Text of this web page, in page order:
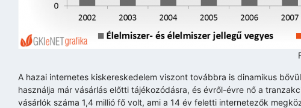
A hazai internetes kiskereskedelem viszont továbbra is dinamikus
használja már vásárlás előtti tájékozódásra, és évről-évre nő a
vásárlók száma 1,4 millió fő volt, ami a 14 év feletti internetezők